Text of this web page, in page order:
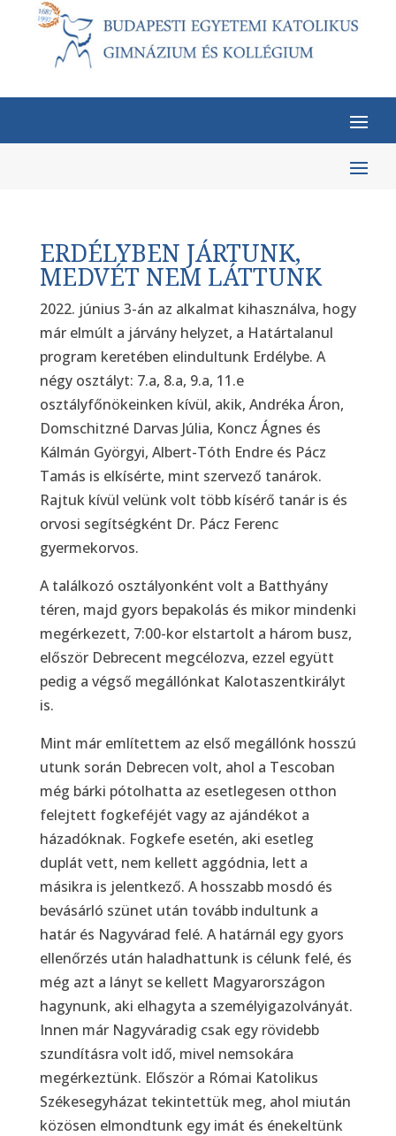
ERDÉLYBEN JÁRTUNK,
MEDVÉT NEM LÁTTUNK
2022. június 3-án az alkalmat kihasználva, hogy
már elmúlt a járvány helyzet, a Határtalanul
program keretében elindultunk Erdélybe. A
négy osztályt: 7.a, 8.a, 9.a, 11.e
osztályfőnökeinken kívül, akik, Andréka Áron,
Domschitzné Darvas Júlia, Koncz Ágnes és
Kálmán Györgyi, Albert-Tóth Endre és Pácz
Tamás is elkísérte, mint szervező tanárok.
Rajtuk kívül velünk volt több kísérő tanár is és
orvosi segítségként Dr. Pácz Ferenc
gyermekorvos.
A találkozó osztályonként volt a Batthyány
téren, majd gyors bepakolás és mikor mindenki
megérkezett, 7:00-kor elstartolt a három busz,
először Debrecent megcélozva, ezzel együtt
pedig a végső megállónkat Kalotaszentkirályt
is.
Mint már említettem az első megállónk hosszú
utunk során Debrecen volt, ahol a Tescoban
még bárki pótolhatta az esetlegesen otthon
felejtett fogkeféjét vagy az ajándékot a
házadóknak. Fogkefe esetén, aki esetleg
duplát vett, nem kellett aggódnia, lett a
másikra is jelentkező. A hosszabb mosdó és
bevásárló szünet után tovább indultunk a
határ és Nagyvárad felé. A határnál egy gyors
ellenőrzés után haladhattunk is célunk felé, és
még azt a lányt se kellett Magyarországon
hagynunk, aki elhagyta a személyigazolványát.
Innen már Nagyváradig csak egy rövidebb
szundításra volt idő, mivel nemsokára
megérkeztünk. Először a Római Katolikus
Székesegyházat tekintettük meg, ahol miután
közösen elmondtunk egy imát és énekeltünk